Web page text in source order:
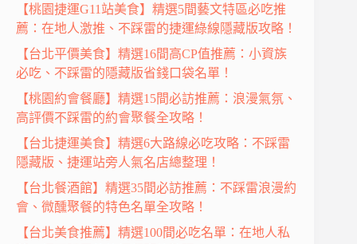
【桃園捷運G11站美食】精選5間藝文特區必吃推
薦：在地人激推、不踩雷的捷運綠線隱藏版攻略！
【台北平價美食】精選16間高CP值推薦：小資族
必吃、不踩雷的隱藏版省錢口袋名單！
【桃園約會餐廳】精選15間必訪推薦：浪漫氣氛、
高評價不踩雷的約會聚餐全攻略！
【台北捷運美食】精選6大路線必吃攻略：不踩雷
隱藏版、捷運站旁人氣名店總整理！
【台北餐酒館】精選35間必訪推薦：不踩雷浪漫約
會、微醺聚餐的特色名單全攻略！
【台北美食推薦】精選100間必吃名單：在地人私